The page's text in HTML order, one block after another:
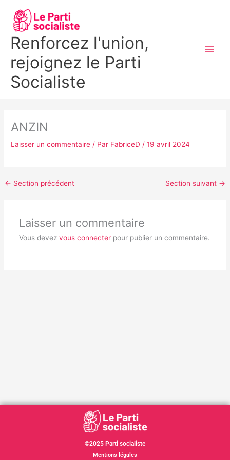
contenu
Renforcez l'union,
rejoignez le Parti
Socialiste
ANZIN
Laisser un commentaire / Par FabriceD/19 avril 2024
← Section précédent Section suivant →
Laisser un commentaire
Vous devez vous connecterpour publier un commentaire.
©2025 Parti socialiste
Mentions légales